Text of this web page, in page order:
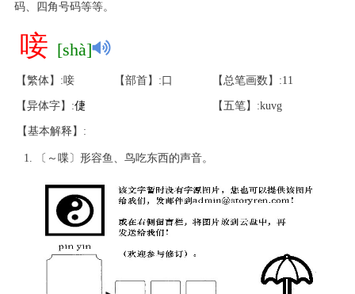
码、四角号码等等。
唼 [shà]
【繁体】:唼 【部首】:口 【总笔画数】:11
【异体字】:倢 【五笔】:kuvg
【基本解释】:
〔～喋〕形容鱼、鸟吃东西的声音。